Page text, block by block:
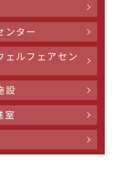
ンター
ェルフェアセン
設
室